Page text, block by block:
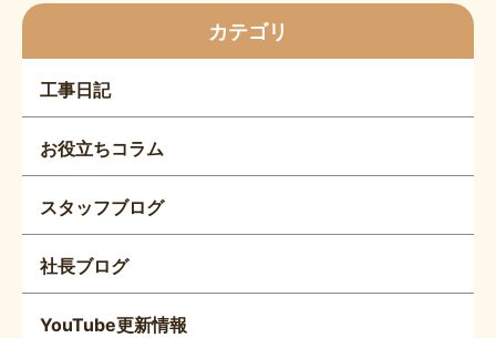
カテゴリ
工事日記
お役立ちコラム
スタッフブログ
社長ブログ
YouTube更新情報